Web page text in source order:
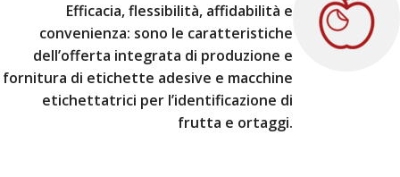
Efficacia, flessibilità, affidabilità e
convenienza: sono le caratteristiche
dell’offerta integrata di produzione e
fornitura di etichette adesive e macchine
etichettatrici per l’identificazione di
frutta e ortaggi.